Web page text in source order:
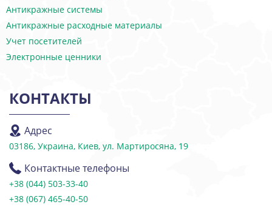
Антикражные системы
Антикражные расходные материалы
Учет посетителей
Электронные ценники
КОНТАКТЫ
Адрес
03186, Украина, Киев, ул. Мартиросяна, 19
Контактные телефоны
+38 (044) 503-33-40
+38 (067) 465-40-50